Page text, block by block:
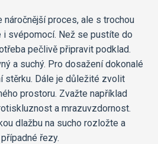
proces, ale s trochou
svépomocí. Než se pustíte do
pečlivě připravit podklad.
a suchý. Pro dosažení dokonalé
stěrku. Dále je důležité zvolit
prostoru. Zvažte například
a mrazuvzdornost.
dlažbu na sucho rozložte a
řezy.